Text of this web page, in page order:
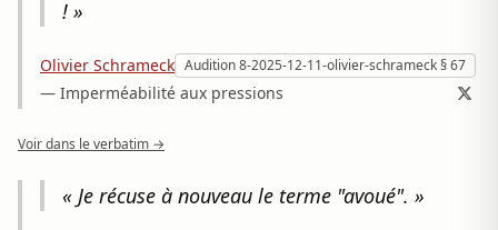
! »
Olivier Schrameck Audition 8-2025-12-11-olivier-schrameck § 67
— Imperméabilité aux pressions
Voir dans le verbatim →
« Je récuse à nouveau le terme "avoué". »